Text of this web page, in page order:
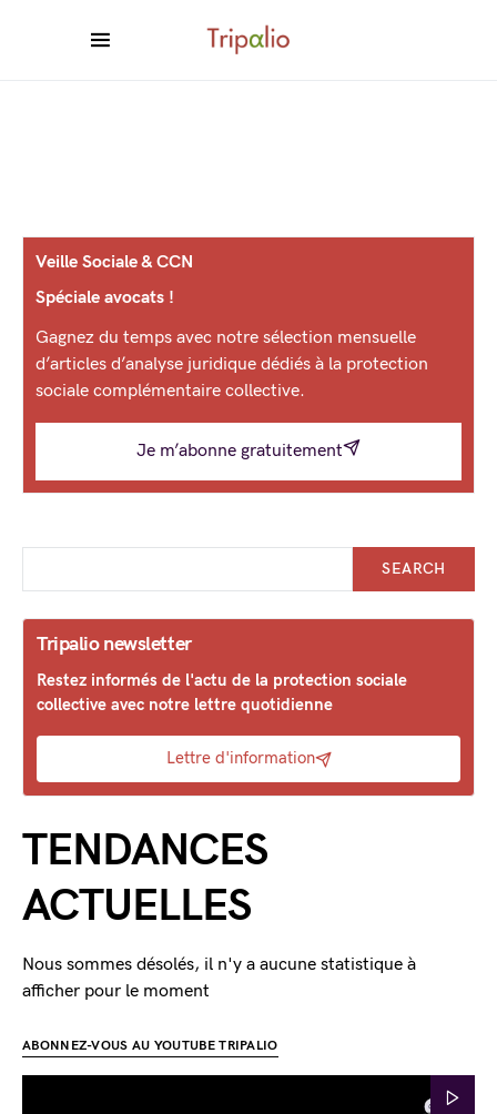
Veille Sociale & CCN
Spéciale avocats !
Gagnez du temps avec notre sélection mensuelle
d’articles d’analyse juridique dédiés à la protection
sociale complémentaire collective.
Je m’abonne gratuitement
SEARCH
Tripalio newsletter
Restez informés de l'actu de la protection sociale
collective avec notre lettre quotidienne
Lettre d'information
TENDANCES
ACTUELLES
Nous sommes désolés, il n'y a aucune statistique à
afficher pour le moment
ABONNEZ-VOUS AU YOUTUBE TRIPALIO